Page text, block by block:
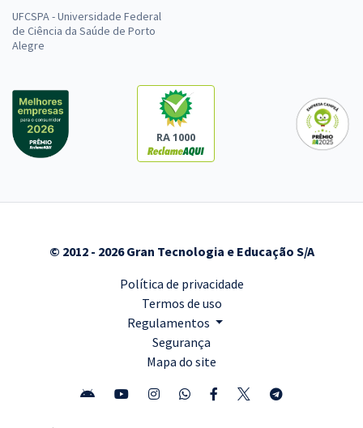
UFCSPA - Universidade Federal
de Ciência da Saúde de Porto
Alegre
RA 1000
© 2012 - 2026 Gran Tecnologia e Educação S/A
Política de privacidade
Termos de uso
Regulamentos
Segurança
Mapa do site